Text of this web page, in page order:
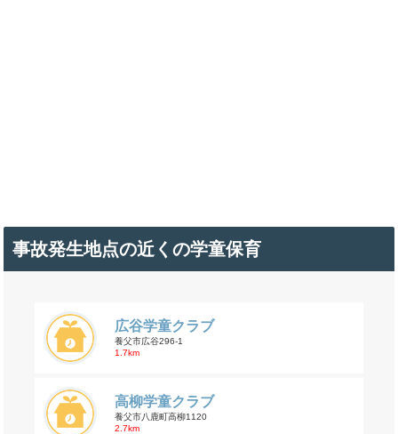
事故発生地点の近くの学童保育
広谷学童クラブ
養父市広谷296-1
1.7km
高柳学童クラブ
養父市八鹿町高柳1120
2.7km